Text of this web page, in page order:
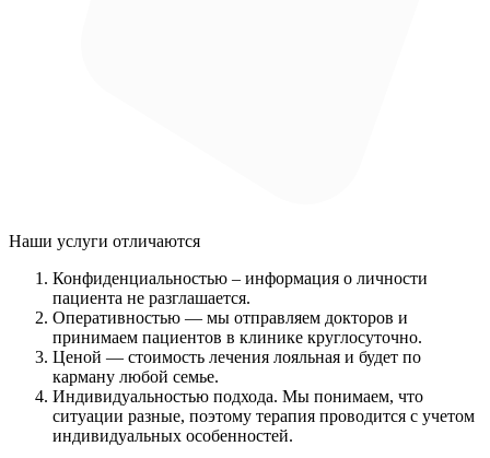
Наши услуги отличаются
Конфиденциальностью – информация о личности
пациента не разглашается.
Оперативностью — мы отправляем докторов и
принимаем пациентов в клинике круглосуточно.
Ценой — стоимость лечения лояльная и будет по
карману любой семье.
Индивидуальностью подхода. Мы понимаем, что
ситуации разные, поэтому терапия проводится с учетом
индивидуальных особенностей.